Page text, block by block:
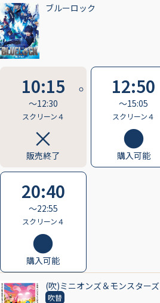
ブルーロック
10:15
〜12:30
スクリーン４
販売終了
12:50
〜15:05
スクリーン４
購入可能
20:40
〜22:55
スクリーン４
購入可能
(吹)ミニオンズ＆モンスターズ
吹替